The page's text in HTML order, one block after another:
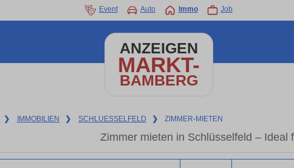
Event Auto Immo Job
ANZEIGEN
MARKT-
BAMBERG
❯ IMMOBILIEN ❯ SCHLUESSELFELD ❯ ZIMMER-MIETEN
Zimmer mieten in Schlüsselfeld – Ideal